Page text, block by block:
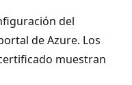
del
de Azure. Los
muestran